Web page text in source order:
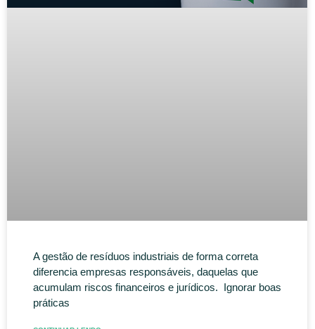
A gestão de resíduos industriais de forma correta
diferencia empresas responsáveis, daquelas que
acumulam riscos financeiros e jurídicos. Ignorar boas
práticas